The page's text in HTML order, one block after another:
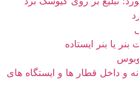
یا بنر ایستاده
و داخل قطار ها و ایستگاه های